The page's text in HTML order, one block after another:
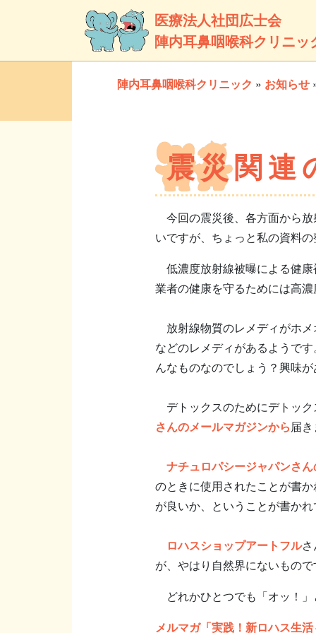
医療法人社団広士会
陣内耳鼻咽喉科クリニッ
陣内耳鼻咽喉科クリニック » お知らせ
震災関連
今回の震災後、各方面から
いですが、ちょっと私の資料
低濃度放射線被曝による健
業者の健康を守るためには高
放射線物質のレメディがホ
などのレメディがあるようで
んなものなのでしょう？興味
デトックスのためにデトッ
さんのメールマガジンから届
ナチュロパシージャパンさ
のときに使用されたことが書
が良いか、ということが書か
ロハスショップアートフルさ
が、やはり自然界にないもの
どれかひとつでも「オッ！
メルマガ「実践！新ロハス生